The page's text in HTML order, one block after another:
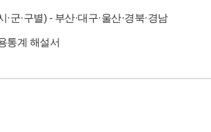
군·구별) - 부산·대구·울산·경북·경남
통계 해설서